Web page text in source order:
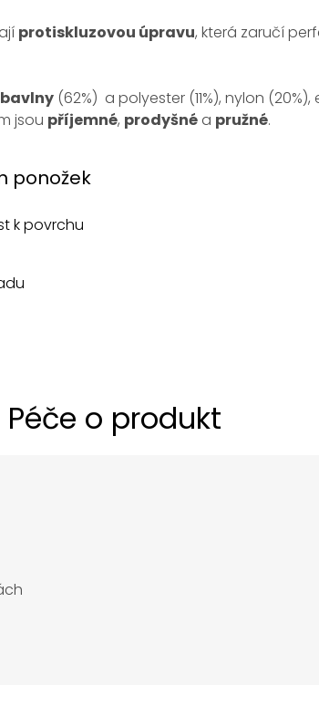
protiskluzovou úpravu, která zaručí
bavlny (62%) a polyester (11%), nylon
jsou příjemné, prodyšné a pružné.
ponožek
k povrchu
Péče o produkt